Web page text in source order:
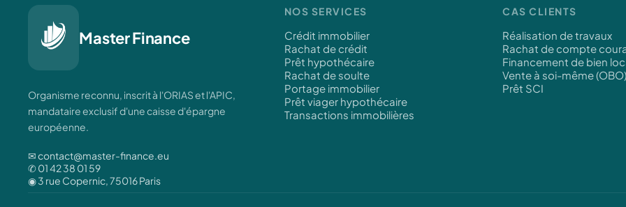
Master Finance
Organisme reconnu, inscrit à l'ORIAS et l'APIC,
mandataire exclusif d'une caisse d'épargne
européenne.
✉ contact@master-finance.eu
✆ 01 42 38 01 59
◉ 3 rue Copernic, 75016 Paris
NOS SERVICES
Crédit immobilier
Rachat de crédit
Prêt hypothécaire
Rachat de soulte
Portage immobilier
Prêt viager hypothécaire
Transactions immobilières
CAS CLIENTS
Réalisation de travaux
Rachat de compte
Financement de bien
Vente à soi-même
Prêt SCI